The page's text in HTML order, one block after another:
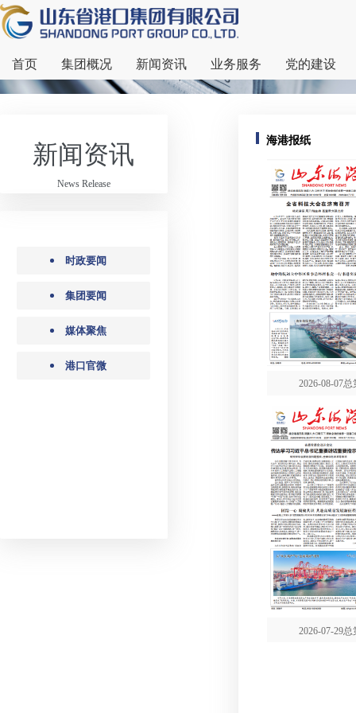
首页 集团概况 新闻资讯 业务服务 党的建设
新闻资讯
News Release
时政要闻
集团要闻
媒体聚焦
港口官微
海港报纸
2026-08-07
2026-07-29